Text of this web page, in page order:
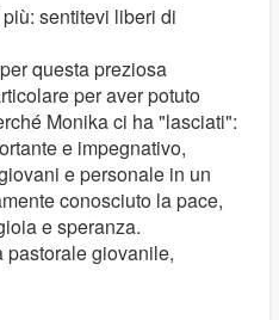
sentitevi liberi di
questa preziosa
per aver potuto
Monika ci ha "lasciati":
e impegnativo,
e personale in un
conosciuto la pace,
e speranza.
pastorale giovanile,